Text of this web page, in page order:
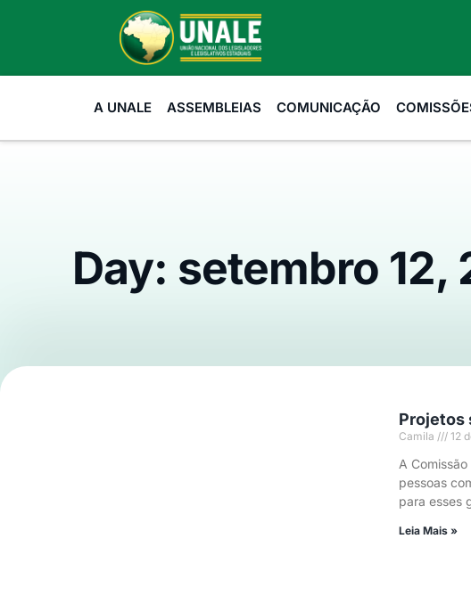
A UNALE ASSEMBLEIAS COMUNICAÇÃO
Day: setembro 12,
Projetos
Camila 12
A
pessoas
para esses
Leia Mais »